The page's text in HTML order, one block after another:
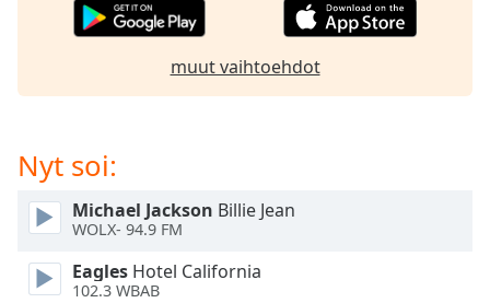
Caption
Color
Opacity
Font
muut vaihtoehdot
Nyt soi:
Michael Jackson Billie Jean
WOLX- 94.9 FM
Eagles Hotel California
102.3 WBAB